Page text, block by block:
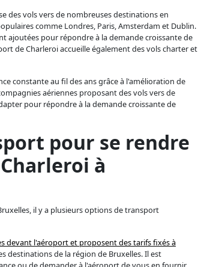
des vols vers de nombreuses destinations en
comme Londres, Paris, Amsterdam et Dublin.
ajoutées pour répondre à la demande croissante de
de Charleroi accueille également des vols charter et
constante au fil des ans grâce à l'amélioration de
aériennes proposant des vols vers de
pour répondre à la demande croissante de
pour se rendre
à
il y a plusieurs options de transport
devant l'aéroport et proposent des tarifs fixés à
destinations de la région de Bruxelles. Il est